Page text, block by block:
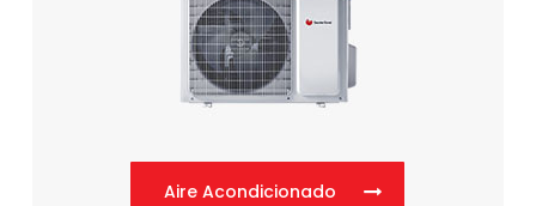
Aire Acondicionado